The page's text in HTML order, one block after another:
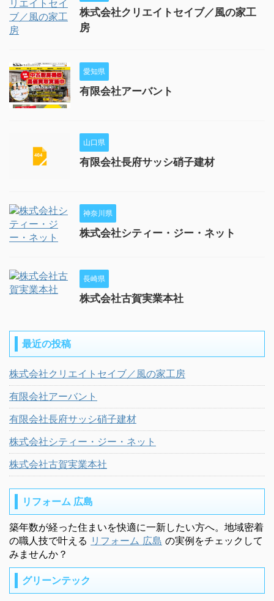
株式会社クリエイトセイブ／風の家工
房
愛知県
有限会社アーバント
山口県
有限会社長府サッシ硝子建材
神奈川県
株式会社シティー・ジー・ネット
長崎県
株式会社古賀実業本社
最近の投稿
株式会社クリエイトセイブ／風の家工房
有限会社アーバント
有限会社長府サッシ硝子建材
株式会社シティー・ジー・ネット
株式会社古賀実業本社
リフォーム 広島
築年数が経った住まいを快適に一新したい方へ。地域密着
の職人技で叶える リフォーム 広島 の実例をチェックして
みませんか？
グリーンテック